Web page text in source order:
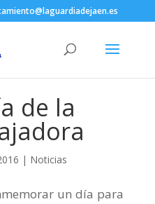
de la
| Noticias
un día para